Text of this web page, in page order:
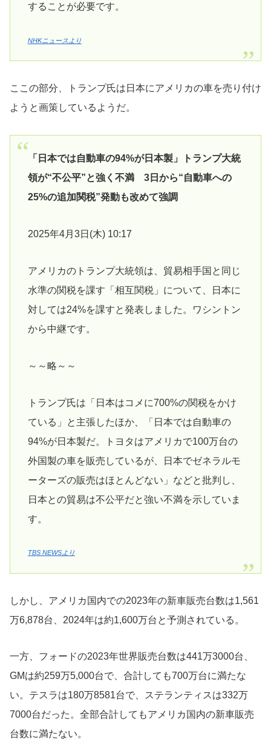
することが必要です。
NHKニュースより
ここの部分、トランプ氏は日本にアメリカの車を売り付け
ようと画策しているようだ。
「日本では自動車の94%が日本製」トランプ大統
領が“不公平”と強く不満 3日から“自動車への
25%の追加関税”発動も改めて強調
2025年4月3日(木) 10:17
アメリカのトランプ大統領は、貿易相手国と同じ
水準の関税を課す「相互関税」について、日本に
対しては24%を課すと発表しました。ワシントン
から中継です。
～～略～～
トランプ氏は「日本はコメに700%の関税をかけ
ている」と主張したほか、「日本では自動車の
94%が日本製だ。トヨタはアメリカで100万台の
外国製の車を販売しているが、日本でゼネラルモ
ーターズの販売はほとんどない」などと批判し、
日本との貿易は不公平だと強い不満を示していま
す。
TBS NEWSより
しかし、アメリカ国内での2023年の新車販売台数は1,561
万6,878台、2024年は約1,600万台と予測されている。
一方、フォードの2023年世界販売台数は441万3000台、
GMは約259万5,000台で、合計しても700万台に満たな
い。テスラは180万8581台で、ステランティスは332万
7000台だった。全部合計してもアメリカ国内の新車販売
台数に満たない。